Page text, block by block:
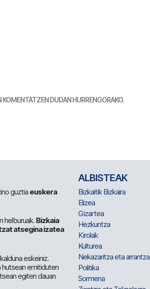
DUDAN HURRENGORAKO.
guztia euskera
helburuak. Bizkaia
atsegina izatea
eskeiniz.
hutsean emitiduten
egiten dauan
ALBISTEAK
Bizkaitik Bizkaira
Elizea
Gizartea
Hezkuntza
Kirolak
Kulturea
Nekazaritza eta arrantza
Politika
Sormena